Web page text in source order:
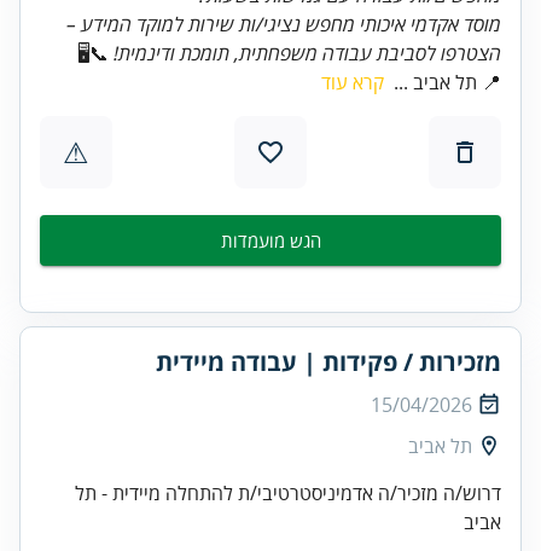
מוסד אקדמי איכותי מחפש נציגי/ות שירות למוקד המידע –
הצטרפו לסביבת עבודה משפחתית, תומכת ודינמית! 📞🖥️
📍 תל אביב ... קרא עוד
⚠
הגש מועמדות
מזכירות / פקידות | עבודה מיידית
15/04/2026
תל אביב
דרוש/ה מזכיר/ה אדמיניסטרטיבי/ת להתחלה מיידית - תל
אביב